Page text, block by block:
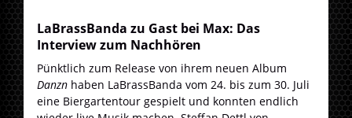
LaBrassBanda zu Gast bei Max: Das
Interview zum Nachhören
Pünktlich zum Release von ihrem neuen Album
Danzn haben LaBrassBanda vom 24. bis zum 30. Juli
eine Biergartentour gespielt und konnten endlich